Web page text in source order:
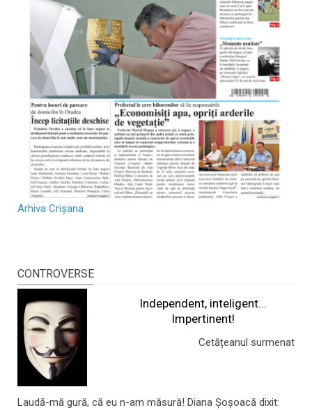
Arhiva Crișana
CONTROVERSE
Independent, inteligent...
Impertinent!
Cetățeanul surmenat
Laudă-mă gură, că eu n-am măsură! Diana Șoșoacă dixit: